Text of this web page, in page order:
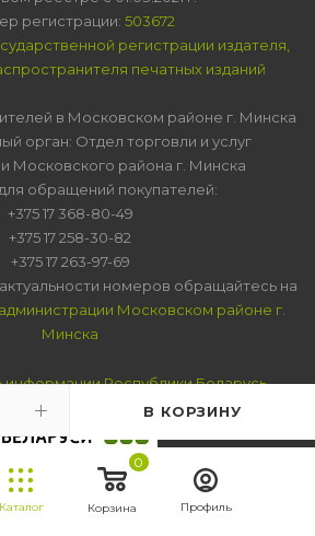
В КОРЗИНУ
Каталог Корзина
0
Профиль
регистрации: 503672
регистрации издателя,
печатных изданий
в Московском районе г. Минска
орган: Отдел торговли и услуг
Московского района г. Минска
обращений покупателей:
+375 17 368-80-49
+375 17 258-30-82
+375 17 263-97-69
номеров обращайтесь на
Московском районе г.
Минска